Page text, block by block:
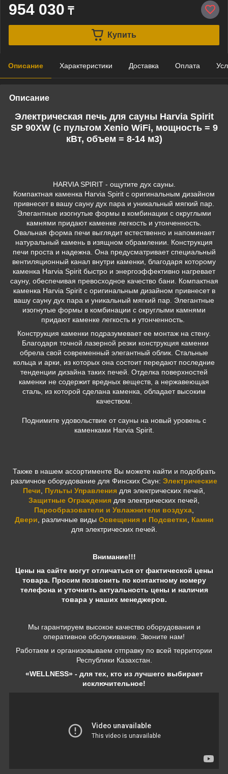
954 030 ₸
Купить
Описание Характеристики Доставка Оплата
Описание
Электрическая печь для сауны Harvia Spirit
SP 90XW (с пультом Xenio WiFi, мощность = 9
кВт, объем = 8-14 м3)
HARVIA SPIRIT - ощутите дух сауны.
Компактная каменка Harvia Spirit с оригинальным дизайном
привнесет в вашу сауну дух пара и уникальный мягкий пар.
Элегантные изогнутые формы в комбинации с округлыми
камнями придают каменке легкость и утонченность.
Овальная форма печи выглядит естественно и напоминает
натуральный камень в изящном обрамлении. Конструкция
печи проста и надежна. Она предусматривает специальный
вентиляционный канал внутри каменки, благодаря которому
каменка Harvia Spirit быстро и энергоэффективно нагревает
сауну, обеспечивая превосходное качество бани. Компактная
каменка Harvia Spirit с оригинальным дизайном привнесет в
вашу сауну дух пара и уникальный мягкий пар. Элегантные
изогнутые формы в комбинации с округлыми камнями
придают каменке легкость и утонченность.
Конструкция каменки подразумевает ее монтаж на стену.
Благодаря точной лазерной резки конструкция каменки
обрела свой современный элегантный облик. Стальные
кольца и арки, из которых она состоит передают последние
тенденции дизайна таких печей. Отделка поверхностей
каменки не содержит вредных веществ, а нержавеющая
сталь, из которой сделана каменка, обладает высоким
качеством.
Поднимите удовольствие от сауны на новый уровень с
каменками Harvia Spirit.
Также в нашем ассортименте Вы можете найти и подобрать
различное оборудование для Финских Саун: Электрические
Печи, Пульты Управления для электрических печей,
Защитные Ограждения для электрических печей,
Парообразователи и Увлажнители воздуха,
Двери, различные виды Освещения и Подсветки, Камни
для электрических печей.
Внимание!!!
Цены на сайте могут отличаться от фактической цены
товара. Просим позвонить по контактному номеру
телефона и уточнить актуальность цены и наличия
товара у наших менеджеров.
Мы гарантируем высокое качество оборудования и
оперативное обслуживание. Звоните нам!
Работаем и организовываем отправку по всей территории
Республики Казахстан.
«WELLNESS» - для тех, кто из лучшего выбирает
исключительное!